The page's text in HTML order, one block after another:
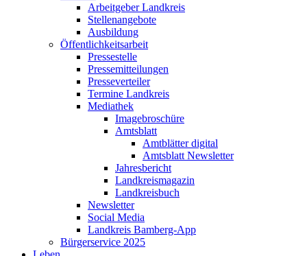
Arbeitgeber Landkreis
Stellenangebote
Ausbildung
Öffentlichkeitsarbeit
Pressestelle
Pressemitteilungen
Presseverteiler
Termine Landkreis
Mediathek
Imagebroschüre
Amtsblatt
Amtblätter digital
Amtsblatt Newsletter
Jahresbericht
Landkreismagazin
Landkreisbuch
Newsletter
Social Media
Landkreis Bamberg-App
Bürgerservice 2025